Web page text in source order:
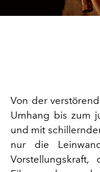
Von der
Umhang bis zum
und mit
nur die